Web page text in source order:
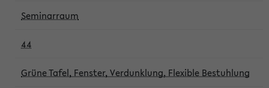
Seminarraum
44
Grüne Tafel, Fenster, Verdunklung, Flexible Bestuhlung